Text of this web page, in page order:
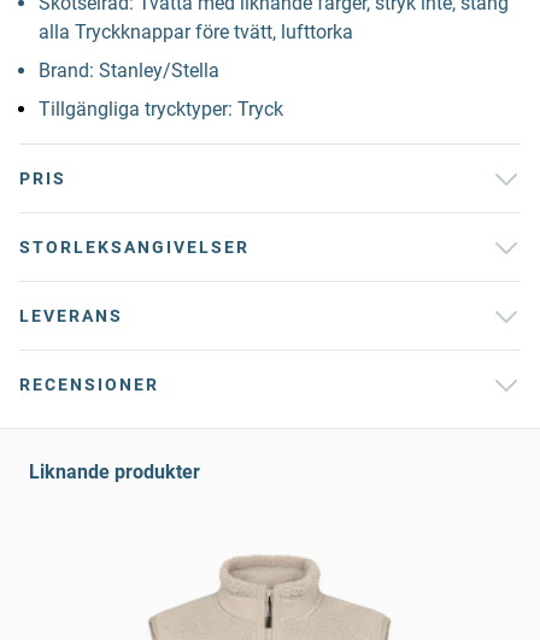
alla Tryckknappar före tvätt, lufttorka
Brand: Stanley/Stella
Tillgängliga trycktyper: Tryck
PRIS
STORLEKSANGIVELSER
LEVERANS
RECENSIONER
Liknande produkter